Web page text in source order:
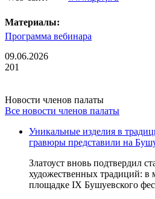
Материалы:
Программа вебинара
09.06.2026
201
Новости членов палаты
Все новости членов палаты
Уникальные изделия в
гравюры представили на
Златоуст вновь подтвердил
художественных традиций:
площадке IX Бушуевского